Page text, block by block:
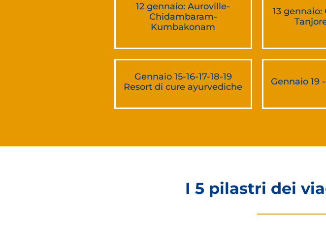
12 gennaio: Auroville-
Chidambaram-
Kumbakonam
13
Gennaio 15-16-17-18-19
Resort di cure ayurvediche
Gennaio 19
I 5 pilastri dei